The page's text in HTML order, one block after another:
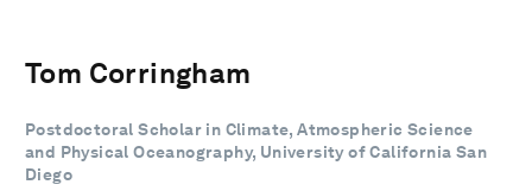
Tom Corringham
Postdoctoral Scholar in Climate, Atmospheric Science
and Physical Oceanography, University of California San
Diego